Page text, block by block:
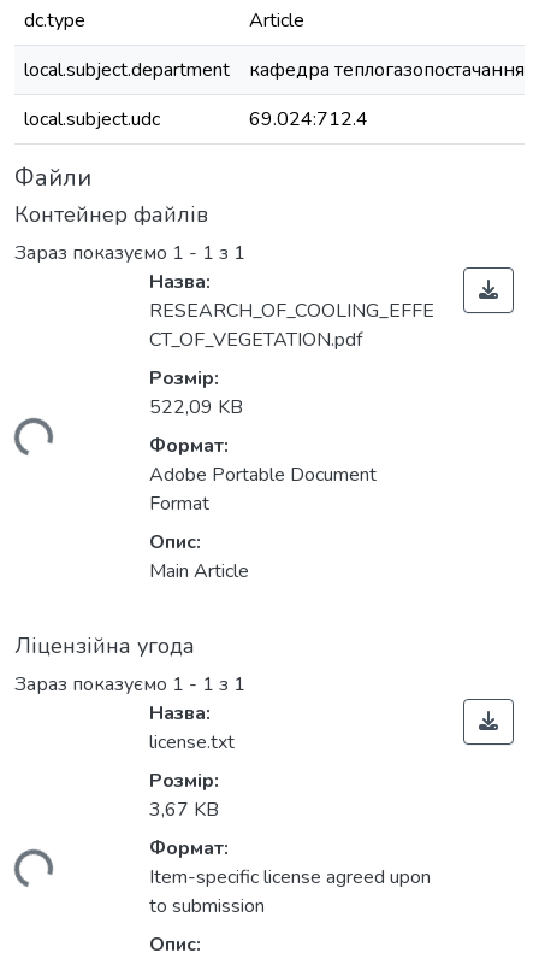
dc.type
Article
local.subject.department
кафедра теплогазопостачання і
local.subject.udc
69.024:712.4
Файли
Контейнер файлів
Зараз показуємо 1 - 1 з 1
Назва:
RESEARCH_OF_COOLING_EFFE
CT_OF_VEGETATION.pdf
Розмір:
522,09 KB
Формат:
Adobe Portable Document
Format
Опис:
Main Article
Ліцензійна угода
Зараз показуємо 1 - 1 з 1
Назва:
license.txt
Розмір:
3,67 KB
Формат:
Item-specific license agreed upon
to submission
Опис: